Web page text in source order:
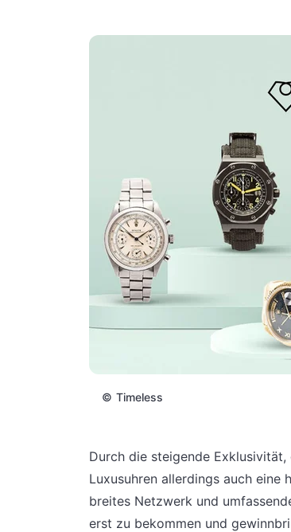
© Timeless
Durch die steigende
Luxusuhren allerdings auch eine
breites Netzwerk und
erst zu bekommen und